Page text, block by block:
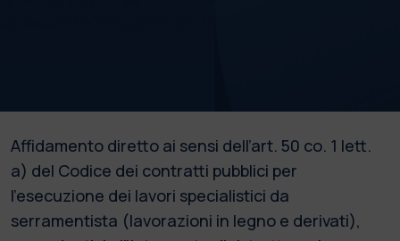
Affidamento diretto ai sensi dell’art. 50 co. 1 lett.
a) del Codice dei contratti pubblici per
l’esecuzione dei lavori specialistici da
serramentista (lavorazioni in legno e derivati),